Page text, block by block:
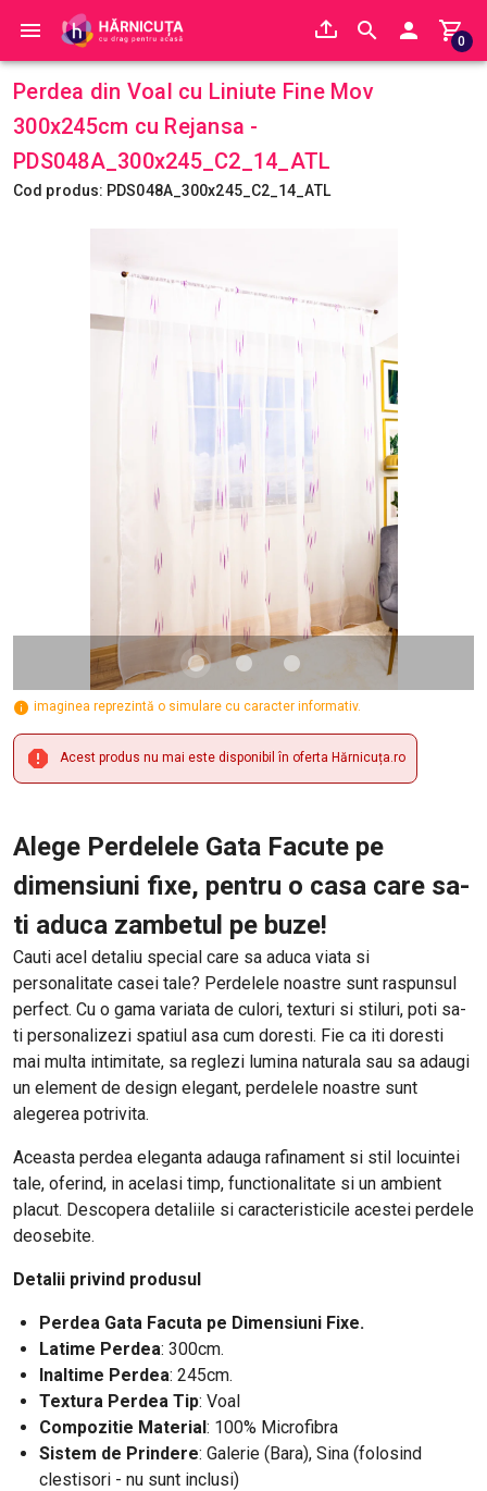
0
Perdea din Voal cu Liniute Fine Mov
300x245cm cu Rejansa -
PDS048A_300x245_C2_14_ATL
Cod produs: PDS048A_300x245_C2_14_ATL
imaginea reprezintă o simulare cu caracter informativ.
Acest produs nu mai este disponibil în oferta Hărnicuța.ro
Alege Perdelele Gata Facute pe
dimensiuni fixe, pentru o casa care sa-
ti aduca zambetul pe buze!
Cauti acel detaliu special care sa aduca viata si
personalitate casei tale? Perdelele noastre sunt raspunsul
perfect. Cu o gama variata de culori, texturi si stiluri, poti sa-
ti personalizezi spatiul asa cum doresti. Fie ca iti doresti
mai multa intimitate, sa reglezi lumina naturala sau sa adaugi
un element de design elegant, perdelele noastre sunt
alegerea potrivita.
Aceasta perdea eleganta adauga rafinament si stil locuintei
tale, oferind, in acelasi timp, functionalitate si un ambient
placut. Descopera detaliile si caracteristicile acestei perdele
deosebite.
Detalii privind produsul
Perdea Gata Facuta pe Dimensiuni Fixe.
Latime Perdea: 300cm.
Inaltime Perdea: 245cm.
Textura Perdea Tip: Voal
Compozitie Material: 100% Microfibra
Sistem de Prindere: Galerie (Bara), Sina (folosind
clestisori - nu sunt inclusi)